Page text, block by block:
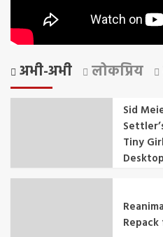
अभी-अभी लोकप्रिय
Sid
Tiny